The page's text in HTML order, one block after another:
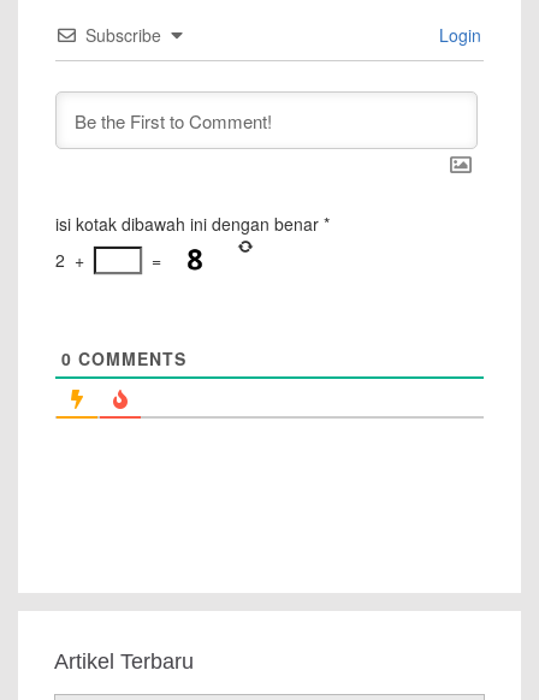
Subscribe Login
isi kotak dibawah ini dengan benar *
2 + =
0 COMMENTS
Artikel Terbaru